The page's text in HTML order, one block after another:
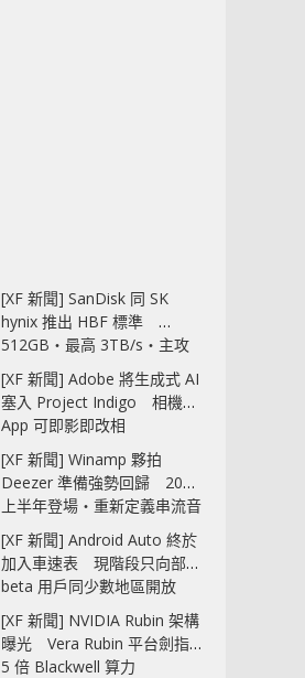
[XF 新聞] SanDisk 同 SK
hynix 推出 HBF 標準
512GB‧最高 3TB/s‧主攻
AI 記憶體
[XF 新聞] Adobe 將生成式 AI
塞入 Project Indigo 相機
App 可即影即改相
[XF 新聞] Winamp 夥拍
Deezer 準備強勢回歸 2027
上半年登場‧重新定義串流音
樂播放器
[XF 新聞] Android Auto 終於
加入車速表 現階段只向部分
beta 用戶同少數地區開放
[XF 新聞] NVIDIA Rubin 架構
曝光 Vera Rubin 平台劍指
5 倍 Blackwell 算力